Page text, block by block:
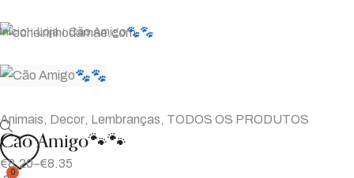
0
Início | Loja | Cão Amigo🐾🐾
Animais, Decor, Lembranças, TODOS OS PRODUTOS
Cão Amigo🐾🐾
€8.20–€8.35